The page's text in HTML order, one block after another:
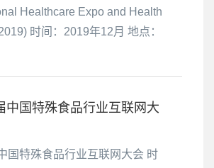
Healthcare Expo and Health
时间：2019年12月 地点：
中国特殊食品行业互联网大
国特殊食品行业互联网大会 时